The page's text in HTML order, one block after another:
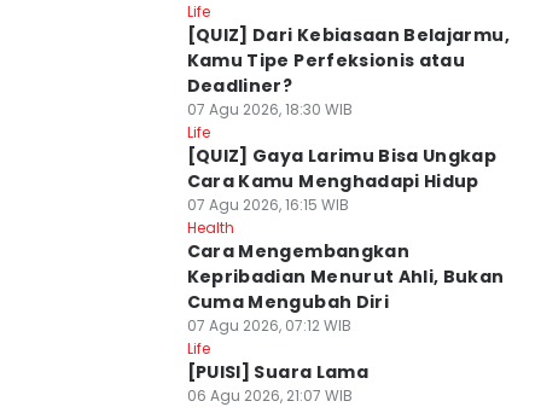
Life
[QUIZ] Dari Kebiasaan Belajarmu,
Kamu Tipe Perfeksionis atau
Deadliner?
07 Agu 2026, 18:30 WIB
Life
[QUIZ] Gaya Larimu Bisa Ungkap
Cara Kamu Menghadapi Hidup
07 Agu 2026, 16:15 WIB
Health
Cara Mengembangkan
Kepribadian Menurut Ahli, Bukan
Cuma Mengubah Diri
07 Agu 2026, 07:12 WIB
Life
[PUISI] Suara Lama
06 Agu 2026, 21:07 WIB